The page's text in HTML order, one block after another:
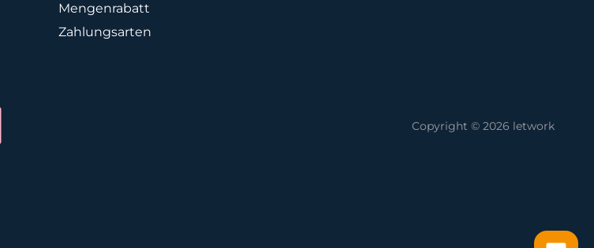
Mengenrabatt
Zahlungsarten
Copyright © 2026 letwork